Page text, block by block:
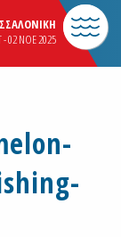
- 02 NOE 2025